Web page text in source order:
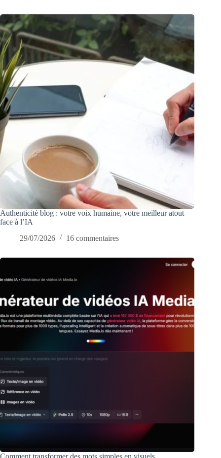
Authenticité blog : votre voix humaine, votre meilleur atout
face à l’IA
29/07/2026
16 commentaires
Comment transformer des mots simples en visuels